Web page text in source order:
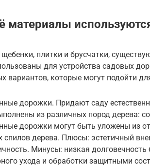
материалы
плитки и брусчатки,
для устройства садовых
вариантов, которые могут подойти
дорожки. Придают саду
из различных пород дерева:
дорожки могут быть уложены из
спилов дерева. Плюсы: эстетичный
Минусы: низкая долговечность
ухода и обработки защитными